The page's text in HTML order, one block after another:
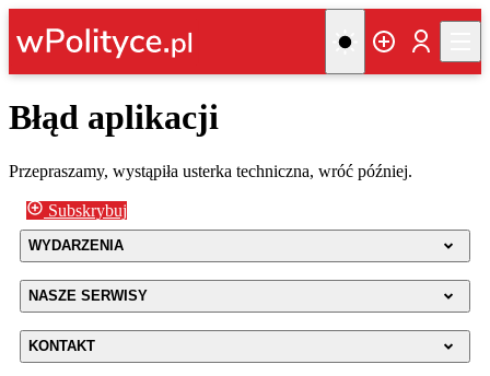
Błąd aplikacji
Przepraszamy, wystąpiła usterka techniczna, wróć później.
Subskrybuj
WYDARZENIA
NASZE SERWISY
KONTAKT